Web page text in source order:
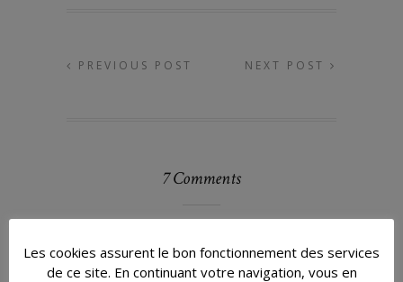
PREVIOUS POST NEXT POST
7 Comments
24/08/2018 at 1 h 58 min
Les cookies assurent le bon fonctionnement des services
de ce site. En continuant votre navigation, vous en